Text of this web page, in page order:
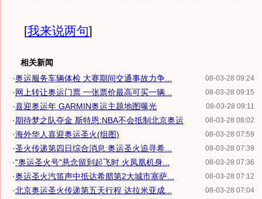
[我来说两句]
相关新闻
08-03-28 09:24
·奥运服务车辆体检 大赛期间交通事故力争...
08-03-28 09:15
·网上转让奥运门票 一张票价最高可买一辆...
08-03-28 09:11
·喜迎奥运年 GARMIN奥运主题地图曝光
08-03-28 08:02
·期待梦之队夺金 斯特恩:NBA不会抵制北京奥运
08-03-28 07:59
·海外华人喜迎奥运圣火(组图)
08-03-28 07:39
·圣火传递第四日综合消息:奥运圣火追寻希...
08-03-28 07:36
·"奥运圣火号"悬念留到起飞时 火凤凰机身...
08-03-28 07:12
·奥运圣火汽笛声中抵达希腊第2大城市塞萨...
08-03-28 07:04
·北京奥运圣火传递第五天行程 达拉米亚成...